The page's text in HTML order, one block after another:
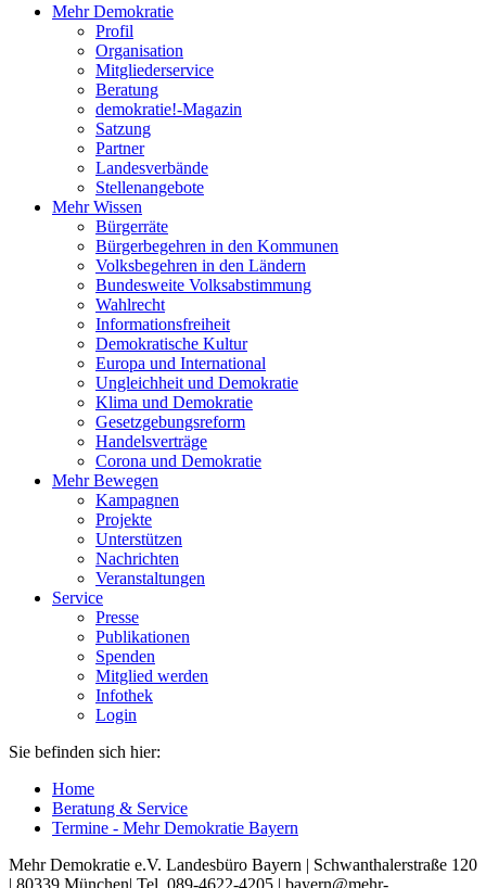
Mehr Demokratie
Profil
Organisation
Mitgliederservice
Beratung
demokratie!-Magazin
Satzung
Partner
Landesverbände
Stellenangebote
Mehr Wissen
Bürgerräte
Bürgerbegehren in den Kommunen
Volksbegehren in den Ländern
Bundesweite Volksabstimmung
Wahlrecht
Informationsfreiheit
Demokratische Kultur
Europa und International
Ungleichheit und Demokratie
Klima und Demokratie
Gesetzgebungsreform
Handelsverträge
Corona und Demokratie
Mehr Bewegen
Kampagnen
Projekte
Unterstützen
Nachrichten
Veranstaltungen
Service
Presse
Publikationen
Spenden
Mitglied werden
Infothek
Login
Sie befinden sich hier:
Home
Beratung & Service
Termine - Mehr Demokratie Bayern
Mehr Demokratie e.V. Landesbüro Bayern | Schwanthalerstraße 120
| 80339 München| Tel. 089-4622-4205 | bayern@mehr-